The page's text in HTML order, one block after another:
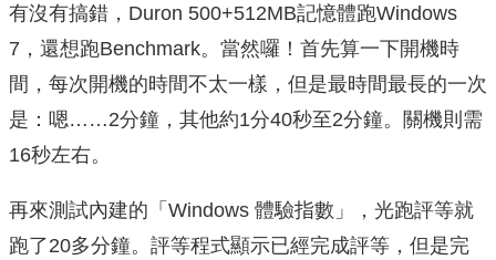
有沒有搞錯，Duron 500+512MB記憶體跑Windows
7，還想跑Benchmark。當然囉！首先算一下開機時
間，每次開機的時間不太一樣，但是最時間最長的一次
是：嗯……2分鐘，其他約1分40秒至2分鐘。關機則需
16秒左右。
再來測試內建的「Windows 體驗指數」，光跑評等就
跑了20多分鐘。評等程式顯示已經完成評等，但是完